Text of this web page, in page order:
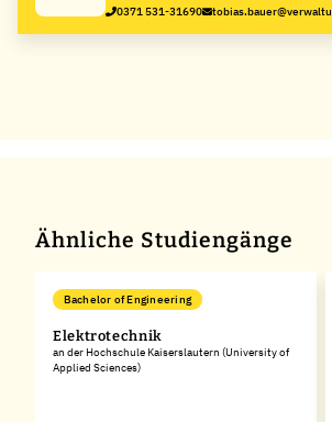
0371 531-31690
Ähnliche Studiengänge
Bachelor of Engineering
Elektrotechnik
an der Hochschule Kaiserslautern (University of
Applied Sciences)